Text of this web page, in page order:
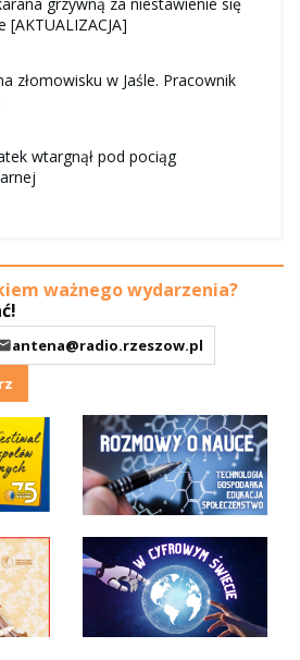
[AKTUALIZACJA]
złomowisku w Jaśle. Pracownik
wtargnął pod pociąg
ważnego wydarzenia?
antena@radio.rzeszow.pl